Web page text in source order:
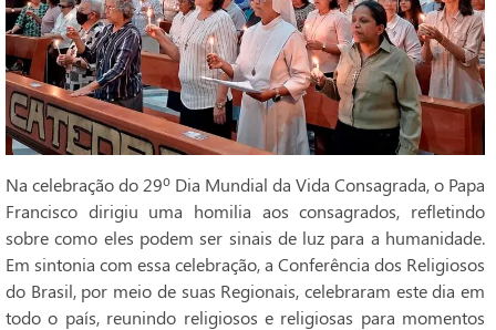
Na celebração do 29º Dia Mundial da Vida Consagrada, o Papa
Francisco dirigiu uma homilia aos consagrados, refletindo
sobre como eles podem ser sinais de luz para a humanidade.
Em sintonia com essa celebração, a Conferência dos Religiosos
do Brasil, por meio de suas Regionais, celebraram este dia em
todo o país, reunindo religiosos e religiosas para momentos